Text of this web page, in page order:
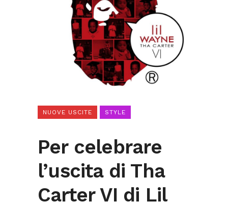
NUOVE USCITE STYLE
Per celebrare
l’uscita di Tha
Carter VI di Lil